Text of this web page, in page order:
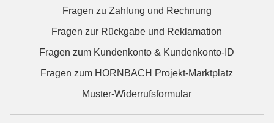
Fragen zu Zahlung und Rechnung
Fragen zur Rückgabe und Reklamation
Fragen zum Kundenkonto & Kundenkonto-ID
Fragen zum HORNBACH Projekt-Marktplatz
Muster-Widerrufsformular